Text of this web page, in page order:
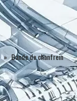
» Bande de chanfrein